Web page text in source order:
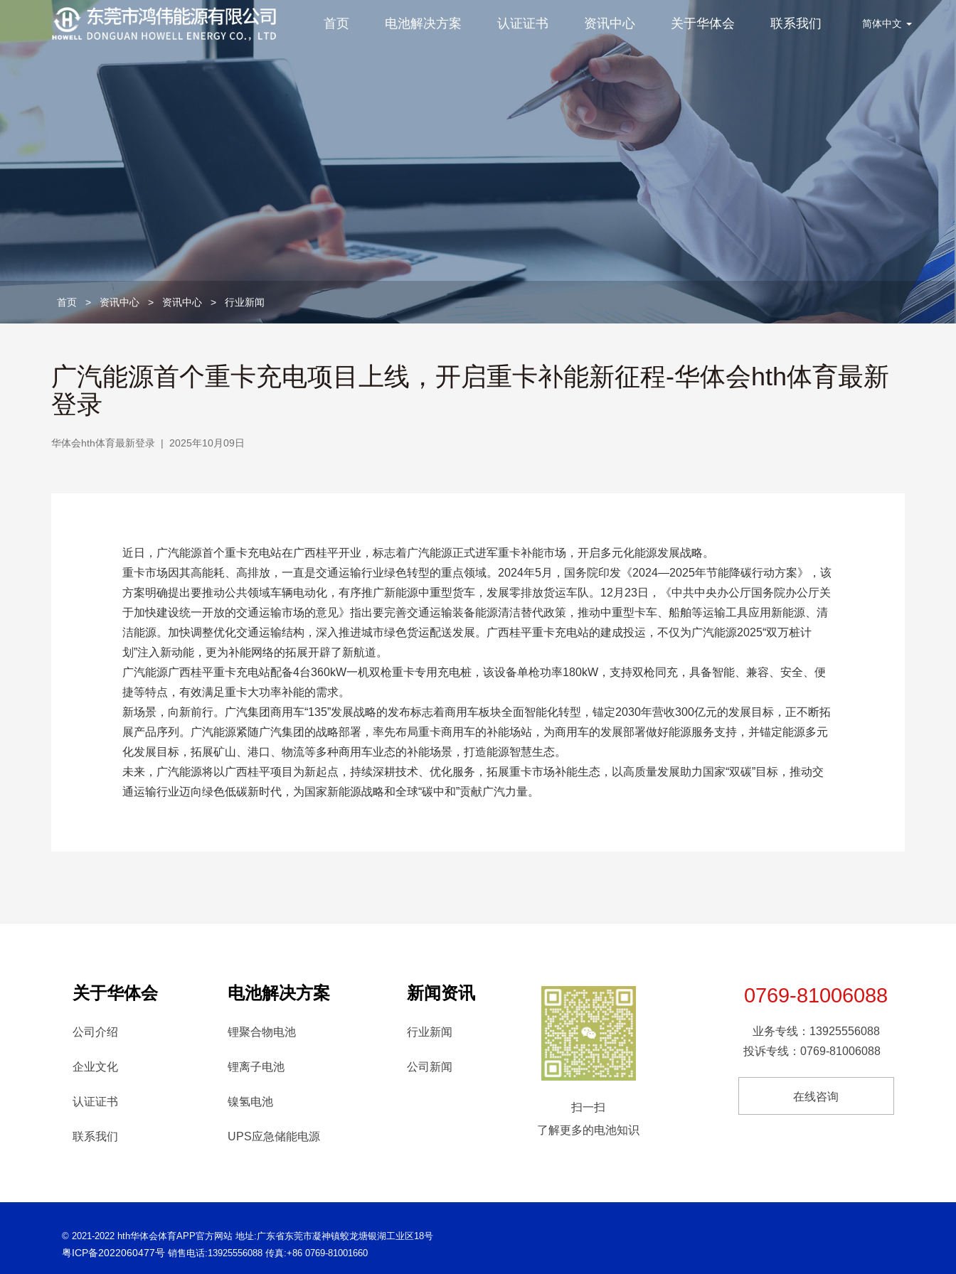
首页 电池解决方案 认证证书 资讯中心 关于华体会 联系我们 简体中文
首页 > 资讯中心 > 资讯中心 > 行业新闻
广汽能源首个重卡充电项目上线，开启重卡补能新征程-华体会hth体育最新
登录
华体会hth体育最新登录 | 2025年10月09日
近日，广汽能源首个重卡充电站在广西桂平开业，标志着广汽能源正式进军重卡补能市场，开启多元化能源发展战略。
重卡市场因其高能耗、高排放，一直是交通运输行业绿色转型的重点领域。2024年5月，国务院印发《2024—2025年节能降碳行动方案》，该
方案明确提出要推动公共领域车辆电动化，有序推广新能源中重型货车，发展零排放货运车队。12月23日，《中共中央办公厅国务院办公厅关
于加快建设统一开放的交通运输市场的意见》指出要完善交通运输装备能源清洁替代政策，推动中重型卡车、船舶等运输工具应用新能源、清
洁能源。加快调整优化交通运输结构，深入推进城市绿色货运配送发展。广西桂平重卡充电站的建成投运，不仅为广汽能源2025“双万桩计
划”注入新动能，更为补能网络的拓展开辟了新航道。
广汽能源广西桂平重卡充电站配备4台360kW一机双枪重卡专用充电桩，该设备单枪功率180kW，支持双枪同充，具备智能、兼容、安全、便
捷等特点，有效满足重卡大功率补能的需求。
新场景，向新前行。广汽集团商用车“135”发展战略的发布标志着商用车板块全面智能化转型，锚定2030年营收300亿元的发展目标，正不断拓
展产品序列。广汽能源紧随广汽集团的战略部署，率先布局重卡商用车的补能场站，为商用车的发展部署做好能源服务支持，并锚定能源多元
化发展目标，拓展矿山、港口、物流等多种商用车业态的补能场景，打造能源智慧生态。
未来，广汽能源将以广西桂平项目为新起点，持续深耕技术、优化服务，拓展重卡市场补能生态，以高质量发展助力国家“双碳”目标，推动交
通运输行业迈向绿色低碳新时代，为国家新能源战略和全球“碳中和”贡献广汽力量。
关于华体会
公司介绍
企业文化
认证证书
联系我们
电池解决方案
锂聚合物电池
锂离子电池
镍氢电池
UPS应急储能电源
新闻资讯
行业新闻
公司新闻
扫一扫
了解更多的电池知识
0769-81006088
业务专线：13925556088
投诉专线：0769-81006088
在线咨询
© 2021-2022 hth华体会体育APP官方网站 地址:广东省东莞市凝神镇蛟龙塘银湖工业区18号
粤ICP备2022060477号 销售电话:13925556088 传真:+86 0769-81001660